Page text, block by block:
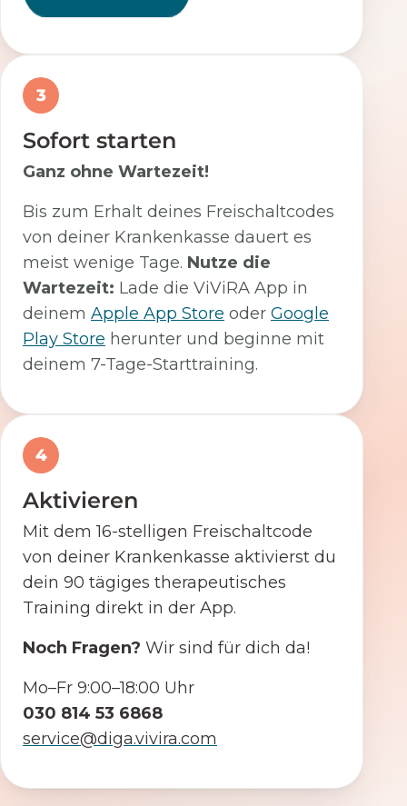
3
Sofort starten
Ganz ohne Wartezeit!
Bis zum Erhalt deines Freischaltcodes
von deiner Krankenkasse dauert es
meist wenige Tage. Nutze die
Wartezeit: Lade die ViViRA App in
deinem Apple App Store oder Google
Play Store herunter und beginne mit
deinem 7-Tage-Starttraining.
4
Aktivieren
Mit dem 16-stelligen Freischaltcode
von deiner Krankenkasse aktivierst du
dein 90 tägiges therapeutisches
Training direkt in der App.
Noch Fragen? Wir sind für dich da!
Mo–Fr 9:00–18:00 Uhr
030 814 53 6868
service@diga.vivira.com